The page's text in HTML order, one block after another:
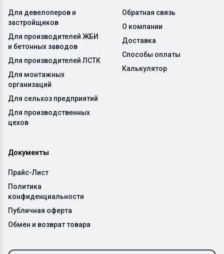
Для девелоперов и
застройщиков
Для производителей ЖБИ
и бетонных заводов
Для производителей ЛСТК
Для монтажных
организаций
Для сельхоз предприятий
Для производственных
цехов
Обратная связь
О компании
Доставка
Способы оплаты
Калькулятор
Документы
Прайс-Лист
Политика
конфиденциальности
Публичная оферта
Обмен и возврат товара